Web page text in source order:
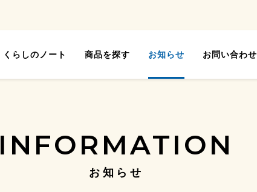
くらしのノート 商品を探す お知らせ お問い合わせ
INFORMATION
お知らせ